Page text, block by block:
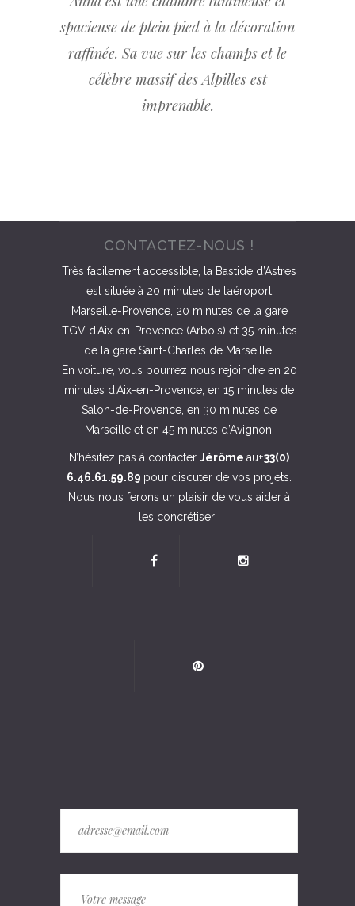
spacieuse de plein pied à la décoration
raffinée. Sa vue sur les champs et le
célèbre massif des Alpilles est
imprenable.
CONTACTEZ-NOUS !
Très facilement accessible, la Bastide d’Astres
est située à 20 minutes de l’aéroport
Marseille-Provence, 20 minutes de la gare
TGV d’Aix-en-Provence (Arbois) et 35 minutes
de la gare Saint-Charles de Marseille.
En voiture, vous pourrez nous rejoindre en 20
minutes d’Aix-en-Provence, en 15 minutes de
Salon-de-Provence, en 30 minutes de
Marseille et en 45 minutes d’Avignon.
N’hésitez pas à contacter Jérôme au+33(0)
6.46.61.59.89 pour discuter de vos projets.
Nous nous ferons un plaisir de vous aider à
les concrétiser !